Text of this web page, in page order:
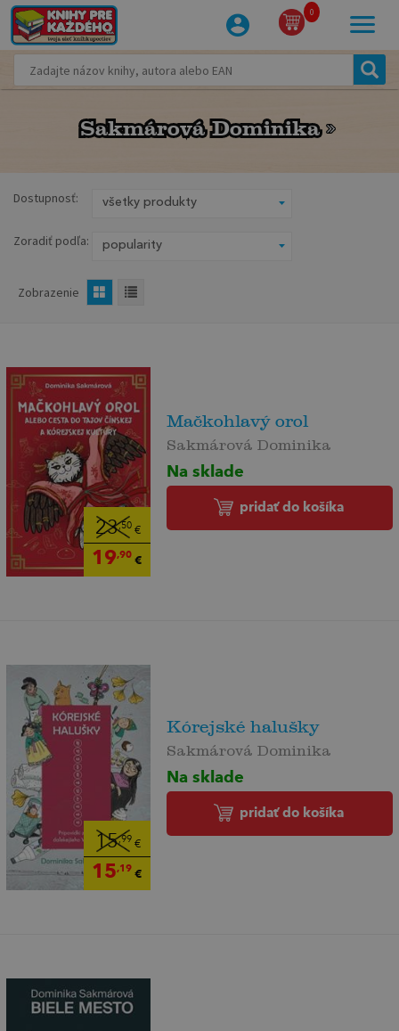
0
Sakmárová Dominika
Sakmárová Dominika
Dostupnosť:
Zoradiť podľa:
Zobrazenie
23,50€
19,90€
Mačkohlavý orol
Sakmárová Dominika
Na sklade
pridať do košíka
15,99 €
15,19 €
Kórejské halušky
Sakmárová Dominika
Na sklade
pridať do košíka